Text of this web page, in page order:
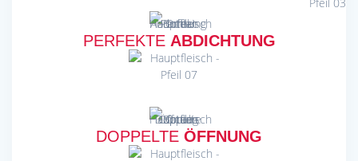
PERFEKTE ABDICHTUNG
DOPPELTE ÖFFNUNG